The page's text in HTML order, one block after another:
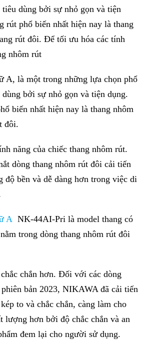
dùng bởi sự nhỏ gọn và tiện
rút phổ biến nhất hiện nay là thang
rút đôi. Để tối ưu hóa các tính
nhôm rút
A, là một trong những lựa chọn phổ
bởi sự nhỏ gọn và tiện dụng.
biến nhất hiện nay là thang nhôm
đôi.
năng của chiếc thang nhôm rút.
dòng thang nhôm rút đôi cải tiến
độ bền và dễ dàng hơn trong việc di
A NK-44AI-Pri là model thang có
trong dòng thang nhôm rút đôi
chắn hơn. Đối với các dòng
bản 2023, NIKAWA đã cải tiến
to và chắc chắn, càng làm cho
lượng hơn bởi độ chắc chắn và an
đem lại cho người sử dụng.